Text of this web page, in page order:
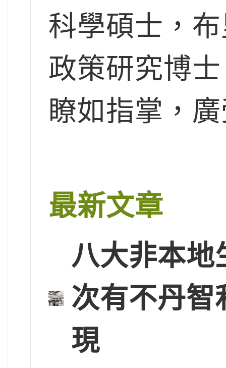
科學碩士，
政策研究博
瞭如指掌，
最新文章
八大非本地
次有不丹智
現